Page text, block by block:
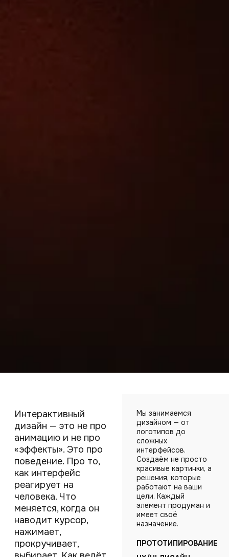
Интерактивный
дизайн — это не про
анимацию и не про
«эффекты». Это про
поведение. Про то,
как интерфейс
реагирует на
человека. Что
меняется, когда он
наводит курсор,
нажимает,
прокручивает,
Мы занимаемся
дизайном — от
логотипов до
сложных
интерфейсов.
Создаём не просто
красивые картинки, а
решения, которые
работают на ваши
цели. Каждый
элемент продуман и
имеет своё
назначение.
ПРОТОТИПИРОВАНИЕ